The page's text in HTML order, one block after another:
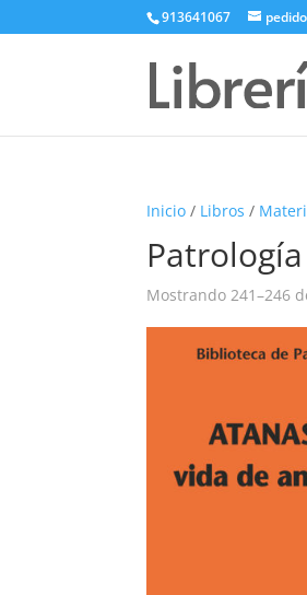
913641067
Inicio / Libros /
Patrología
Mostrando 241–246